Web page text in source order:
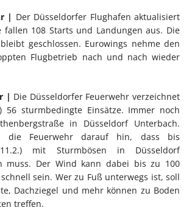
| Der Düsseldorfer Flughafen aktualisiert
fallen 108 Starts und Landungen aus. Die
geschlossen. Eurowings nehme den
Flugbetrieb nach und nach wieder
| Die Düsseldorfer Feuerwehr verzeichnet
56 sturmbedingte Einsätze. Immer noch
in Düsseldorf Unterbach.
die Feuerwehr darauf hin, dass bis
mit Sturmbösen in Düsseldorf
muss. Der Wind kann dabei bis zu 100
sein. Wer zu Fuß unterwegs ist, soll
Dachziegel und mehr können zu Boden
treffen.